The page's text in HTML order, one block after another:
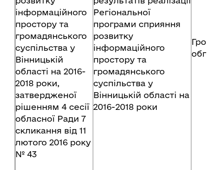
інформаційного
простору та
громадянського
суспільства у
Вінницькій
області на 2016-
2018 роки,
затвердженої
рішенням 4 сесії
обласної Ради 7
скликання від 11
лютого 2016 року
№ 43
Регіональної
програми сприяння
розвитку
інформаційного
простору та
громадянського
суспільства у
Вінницькій області на
2016-2018 роки